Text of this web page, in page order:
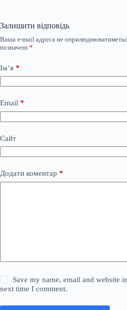
Залишити відповідь
Ваша e-mail адреса не
позначені *
Ім’я *
Email *
Сайт
Додати коментар *
Save my name, email and website
next time I comment.